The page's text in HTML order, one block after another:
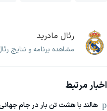
رئال مادرید
مشاهده برنامه و نتایج
اخبار مرتبط
هالند با هشت تن بار در جام جهانی